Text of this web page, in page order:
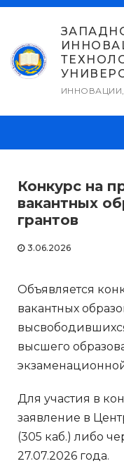
Перейти
содержимому
Конкурс на
вакантных
грантов
3.06.2026
Объявляется
вакантных
высшего
Для участия в
заявление в
(305 каб.) либо
27.07.2026 года.